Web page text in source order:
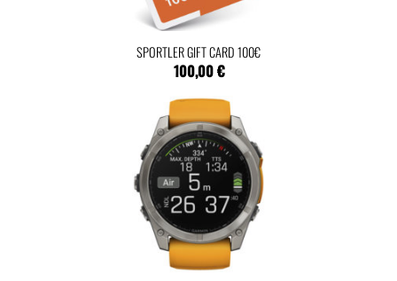
SPORTLER GIFT CARD 100€
100,00 €